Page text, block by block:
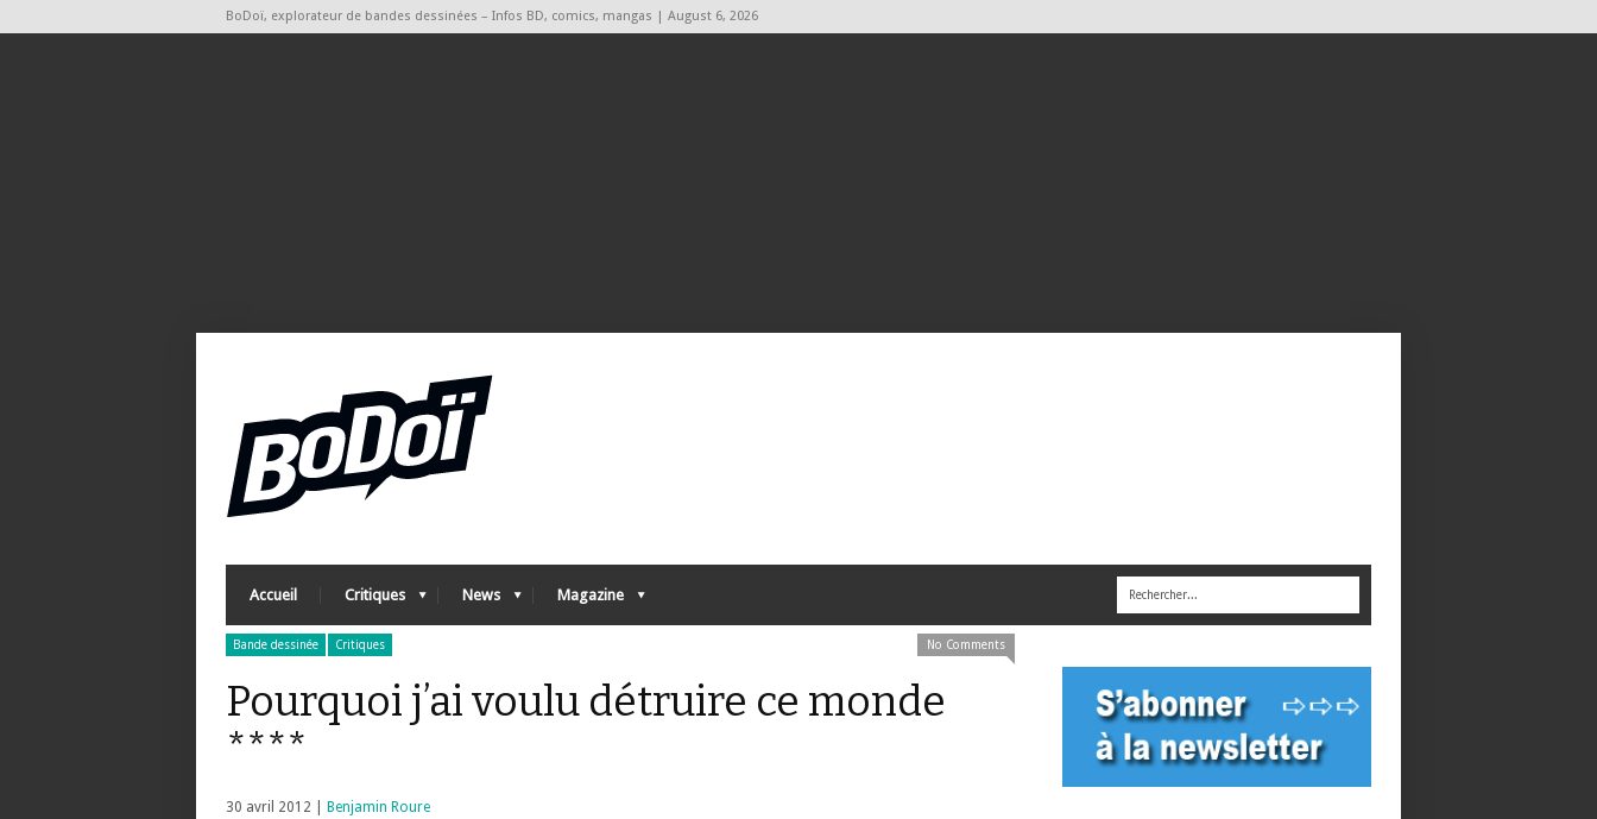
BoDoï, explorateur de bandes dessinées – Infos BD, comics, mangas | August 6, 2026
Accueil Critiques News Magazine
Bande dessinée Critiques No Comments
Pourquoi j’ai voulu détruire ce monde
****
30 avril 2012 | Benjamin Roure